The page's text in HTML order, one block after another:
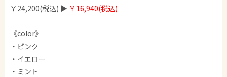
￥24,200(税込) ▶︎ ￥16,940(税込)
《color》
・ピンク
・イエロー
・ミント